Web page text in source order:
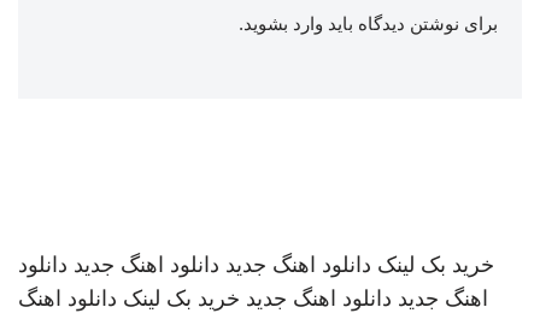
برای نوشتن دیدگاه باید وارد بشوید.
خرید بک لینک دانلود اهنگ جدید دانلود اهنگ جدید دانلود
اهنگ جدید دانلود اهنگ جدید خرید بک لینک دانلود اهنگ